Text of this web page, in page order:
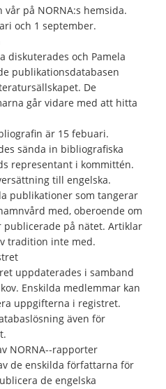
vår på NORNA:s hemsida.
och 1 september.
diskuterades och Pamela
publikationsdatabasen
De
går vidare med att hitta
är 15 febuari.
sända in bibliografiska
representant i kommittén.
till engelska.
publikationer som tangerar
med, oberoende om
publicerade på nätet. Artiklar
tradition inte med.
uppdaterades i samband
Enskilda medlemmar kan
uppgifterna i registret.
även för
NORNA-­‐rapporter
de enskilda författarna för
de engelska